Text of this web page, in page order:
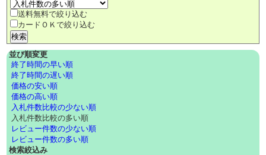
送料無料で絞り込む
カードＯＫで絞り込む
並び順変更
終了時間の早い順
終了時間の遅い順
価格の安い順
価格の高い順
入札件数比較の少ない順
入札件数比較の多い順
レビュー件数の少ない順
レビュー件数の多い順
検索絞込み